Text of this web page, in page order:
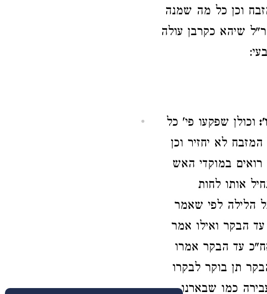
וכן כל מה שמנה
שיהא כקרבן עולה
וכולן שפקעו פי' כל
לא יחזיר וכן
במוקדי האש
אותו לחות
הלילה לפי שאמר
הבקר ואילו אמר
עד הבקר אמרו
תן בוקר לבקרו
כמו שבארנו